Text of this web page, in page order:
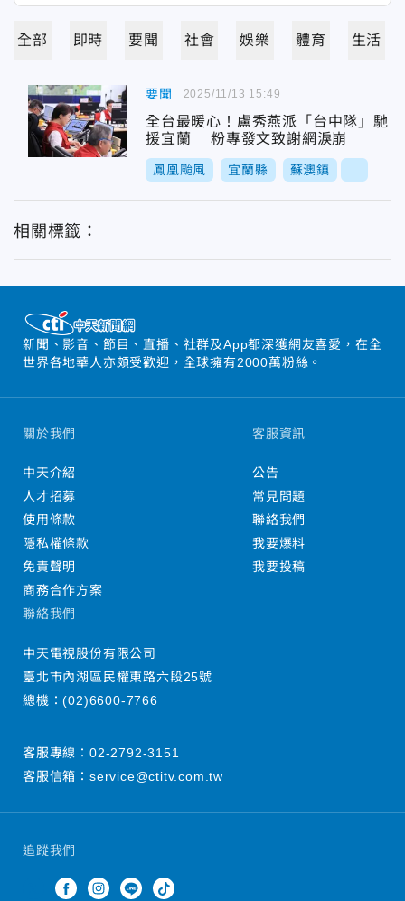
全部 即時 要聞 社會 娛樂 體育 生活
要聞
全台最暖心！盧秀燕派「台中隊」馳
援宜蘭 粉專發文致謝網淚崩
鳳凰颱風 宜蘭縣 蘇澳鎮
2025/11/13 15:49
相關標籤：
新聞、影音、節目、直播、社群及App都深獲網友喜愛，在全
世界各地華人亦頗受歡迎，全球擁有2000萬粉絲。
追蹤我們
關於我們
中天介紹
人才招募
使用條款
隱私權條款
免責聲明
商務合作方案
客服資訊
公告
常見問題
聯絡我們
我要爆料
我要投稿
聯絡我們
中天電視股份有限公司
臺北市內湖區民權東路六段25號
總機：(02)6600-7766
客服專線： 02-2792-3151
客服信箱： service@ctitv.com.tw